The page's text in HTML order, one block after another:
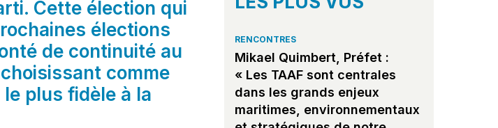
Cette élection qui
élections
de continuité au
comme
plus fidèle à la
RENCONTRES
Mikael Quimbert, Préfet :
« Les TAAF sont centrales
dans les grands enjeux
maritimes, environnementaux